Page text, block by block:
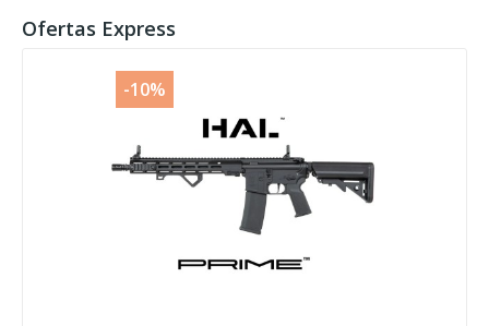
Ofertas Express
-10%